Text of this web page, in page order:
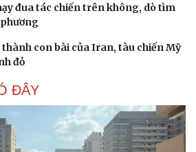
đua tác chiến trên không, dò tìm
phương
thành con bài của Iran, tàu chiến Mỹ
đỏ
ĐÂY